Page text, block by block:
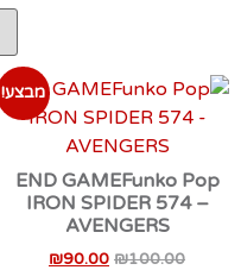
מבצע!
END GAMEFunko Pop
IRON SPIDER 574 –
AVENGERS
₪100.00
₪90.00